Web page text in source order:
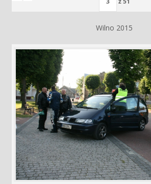
Wilno 2015